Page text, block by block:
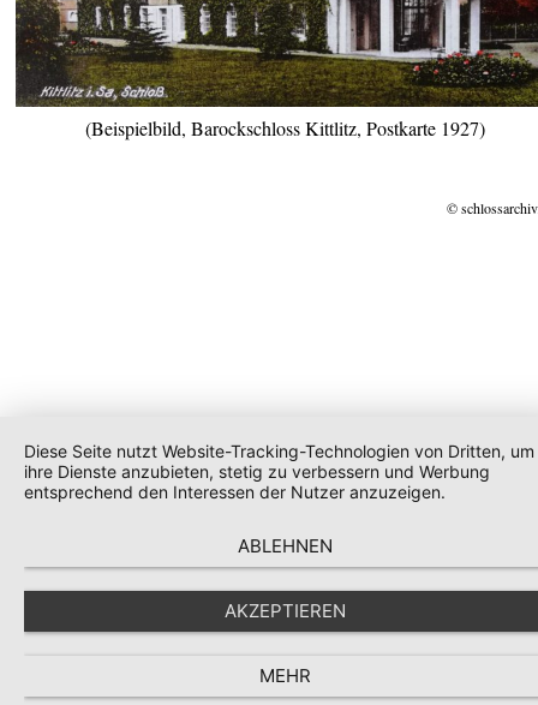
(Beispielbild, Barockschloss Kittlitz, Postkarte 1927)
©
Diese Seite nutzt Website-Tracking-Technologien von Dritten, um
ihre Dienste anzubieten, stetig zu verbessern und Werbung
entsprechend den Interessen der Nutzer anzuzeigen.
ABLEHNEN
AKZEPTIEREN
MEHR